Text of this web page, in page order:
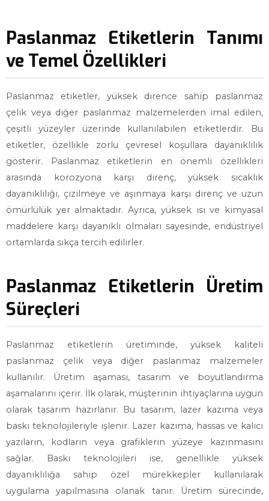
Paslanmaz Etiketlerin Tanımı
ve Temel Özellikleri
Paslanmaz etiketler, yüksek dirence sahip paslanmaz
çelik veya diğer paslanmaz malzemelerden imal edilen,
çeşitli yüzeyler üzerinde kullanılabilen etiketlerdir. Bu
etiketler, özellikle zorlu çevresel koşullara dayanıklılık
gösterir. Paslanmaz etiketlerin en önemli özellikleri
arasında korozyona karşı direnç, yüksek sıcaklık
dayanıklılığı, çizilmeye ve aşınmaya karşı direnç ve uzun
ömürlülük yer almaktadır. Ayrıca, yüksek ısı ve kimyasal
maddelere karşı dayanıklı olmaları sayesinde, endüstriyel
ortamlarda sıkça tercih edilirler.
Paslanmaz Etiketlerin Üretim
Süreçleri
Paslanmaz etiketlerin üretiminde, yüksek kaliteli
paslanmaz çelik veya diğer paslanmaz malzemeler
kullanılır. Üretim aşaması, tasarım ve boyutlandırma
aşamalarını içerir. İlk olarak, müşterinin ihtiyaçlarına uygun
olarak tasarım hazırlanır. Bu tasarım, lazer kazıma veya
baskı teknolojileriyle işlenir. Lazer kazıma, hassas ve kalıcı
yazıların, kodların veya grafiklerin yüzeye kazınmasını
sağlar. Baskı teknolojileri ise, genellikle yüksek
dayanıklılığa sahip özel mürekkepler kullanılarak
uygulama yapılmasına olanak tanır. Üretim sürecinde,